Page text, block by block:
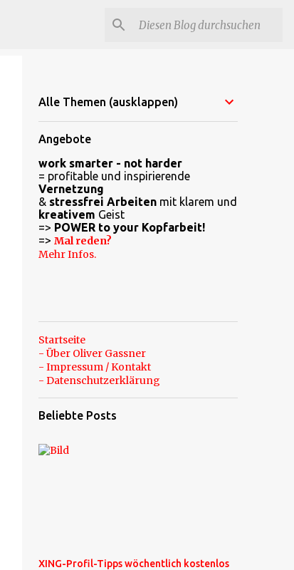
Alle Themen (ausklappen)
Angebote
work smarter - not harder
= profitable und inspirierende
Vernetzung
& stressfrei Arbeitenmit klarem und
kreativem Geist
=> POWER to your Kopfarbeit!
=> Mal reden?
Mehr Infos.
Startseite
- Über Oliver Gassner
- Impressum / Kontakt
- Datenschutzerklärung
Beliebte Posts
XING-Profil-Tipps wöchentlich kostenlos